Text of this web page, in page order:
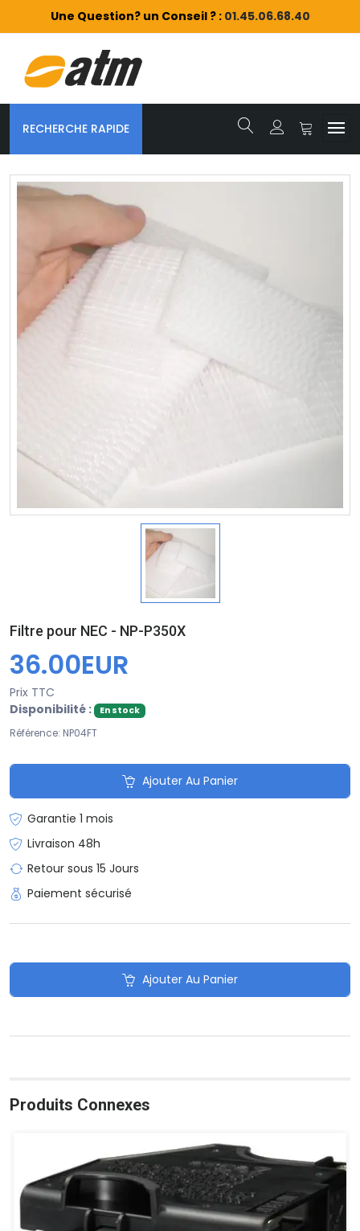
Une Question? un Conseil ? : 01.45.06.68.40
RECHERCHE RAPIDE
Filtre pour NEC - NP-P350X
36.00EUR
Prix TTC
Disponibilité :
En stock
Référence: NP04FT
Ajouter Au Panier
Garantie 1 mois
Livraison 48h
Retour sous 15 Jours
Paiement sécurisé
Ajouter Au Panier
Produits Connexes